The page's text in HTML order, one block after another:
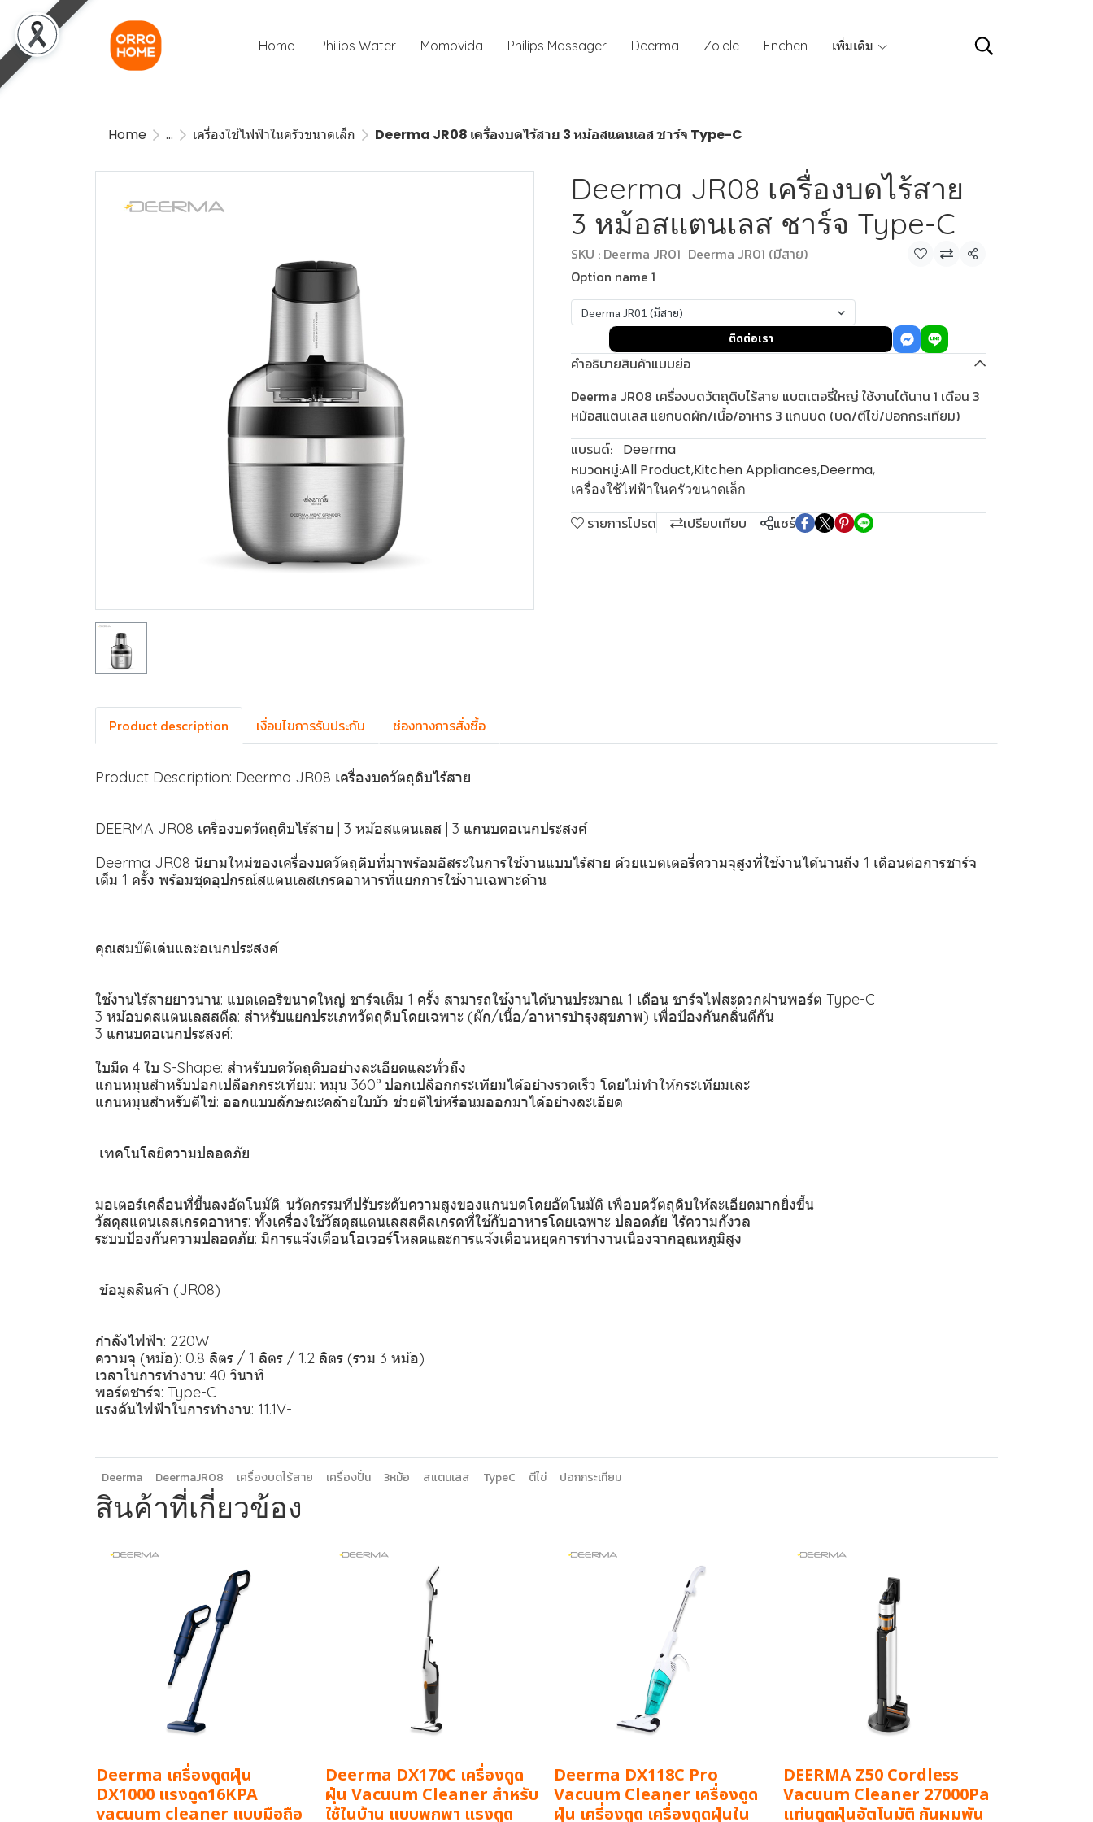
Home Philips Water Momovida Philips Massager Deerma Zolele Enchen เพิ่มเติม
Home ... เครื่องใช้ไฟฟ้าในครัวขนาดเล็ก Deerma JR08 เครื่องบดไร้สาย 3 หม้อสแตนเลส ชาร์จ Type-C
Deerma JR08 เครื่องบดไร้สาย
3 หม้อสแตนเลส ชาร์จ Type-C
SKU : Deerma JR01 Deerma JR01 (มีสาย) แชร์
Option name 1
Deerma JR01 (มีสาย)
ติดต่อเรา
คำอธิบายสินค้าแบบย่อ
Deerma JR08 เครื่องบดวัตถุดิบไร้สาย แบตเตอรี่ใหญ่ ใช้งานได้นาน 1 เดือน 3
หม้อสแตนเลส แยกบดผัก/เนื้อ/อาหาร 3 แกนบด (บด/ตีไข่/ปอกกระเทียม)
แบรนด์:
Deerma
หมวดหมู่:All Product,Kitchen Appliances,Deerma,
เครื่องใช้ไฟฟ้าในครัวขนาดเล็ก
รายการโปรด เปรียบเทียบ แชร์
Product description เงื่อนไขการรับประกัน ช่องทางการสั่งซื้อ
Product Description: Deerma JR08 เครื่องบดวัตถุดิบไร้สาย
DEERMA JR08 เครื่องบดวัตถุดิบไร้สาย | 3 หม้อสแตนเลส | 3 แกนบดอเนกประสงค์
Deerma JR08 นิยามใหม่ของเครื่องบดวัตถุดิบที่มาพร้อมอิสระในการใช้งานแบบไร้สาย ด้วยแบตเตอรี่ความจุสูงที่ใช้งานได้นานถึง 1 เดือนต่อการชาร์จ
เต็ม 1 ครั้ง พร้อมชุดอุปกรณ์สแตนเลสเกรดอาหารที่แยกการใช้งานเฉพาะด้าน
คุณสมบัติเด่นและอเนกประสงค์
ใช้งานไร้สายยาวนาน: แบตเตอรี่ขนาดใหญ่ ชาร์จเต็ม 1 ครั้ง สามารถใช้งานได้นานประมาณ 1 เดือน ชาร์จไฟสะดวกผ่านพอร์ต Type-C
3 หม้อบดสแตนเลสสตีล: สำหรับแยกประเภทวัตถุดิบโดยเฉพาะ (ผัก/เนื้อ/อาหารบำรุงสุขภาพ) เพื่อป้องกันกลิ่นตีกัน
3 แกนบดอเนกประสงค์:
ใบมีด 4 ใบ S-Shape: สำหรับบดวัตถุดิบอย่างละเอียดและทั่วถึง
แกนหมุนสำหรับปอกเปลือกกระเทียม: หมุน 360° ปอกเปลือกกระเทียมได้อย่างรวดเร็ว โดยไม่ทำให้กระเทียมเละ
แกนหมุนสำหรับตีไข่: ออกแบบลักษณะคล้ายใบบัว ช่วยตีไข่หรือนมออกมาได้อย่างละเอียด
️ เทคโนโลยีความปลอดภัย
มอเตอร์เคลื่อนที่ขึ้นลงอัตโนมัติ: นวัตกรรมที่ปรับระดับความสูงของแกนบดโดยอัตโนมัติ เพื่อบดวัตถุดิบให้ละเอียดมากยิ่งขึ้น
วัสดุสแตนเลสเกรดอาหาร: ทั้งเครื่องใช้วัสดุสแตนเลสสตีลเกรดที่ใช้กับอาหารโดยเฉพาะ ปลอดภัย ไร้ความกังวล
ระบบป้องกันความปลอดภัย: มีการแจ้งเตือนโอเวอร์โหลดและการแจ้งเตือนหยุดการทำงานเนื่องจากอุณหภูมิสูง
️ ข้อมูลสินค้า (JR08)
กำลังไฟฟ้า: 220W
ความจุ (หม้อ): 0.8 ลิตร / 1 ลิตร / 1.2 ลิตร (รวม 3 หม้อ)
เวลาในการทำงาน: 40 วินาที
พอร์ตชาร์จ: Type-C
แรงดันไฟฟ้าในการทำงาน: 11.1V-
Deerma DeermaJR08 เครื่องบดไร้สาย เครื่องปั่น 3หม้อ สแตนเลส TypeC ตีไข่ ปอกกระเทียม
สินค้าที่เกี่ยวข้อง
Deerma เครื่องดูดฝุ่น
DX1000 แรงดูด16KPA
vacuum cleaner แบบมือถือ
Deerma DX170C เครื่องดูด
ฝุ่น Vacuum Cleaner สำหรับ
ใช้ในบ้าน แบบพกพา แรงดูด
Deerma DX118C Pro
Vacuum Cleaner เครื่องดูด
ฝุ่น เครี่องดูด เครื่องดูดฝุ่นใน
DEERMA Z50 Cordless
Vacuum Cleaner 27000Pa
แท่นดูดฝุ่นอัตโนมัติ กันผมพัน